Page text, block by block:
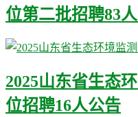
位第二批招聘83
2025山东省生态
位招聘16人公告